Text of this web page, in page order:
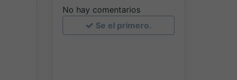
No hay comentarios
Se el primero.